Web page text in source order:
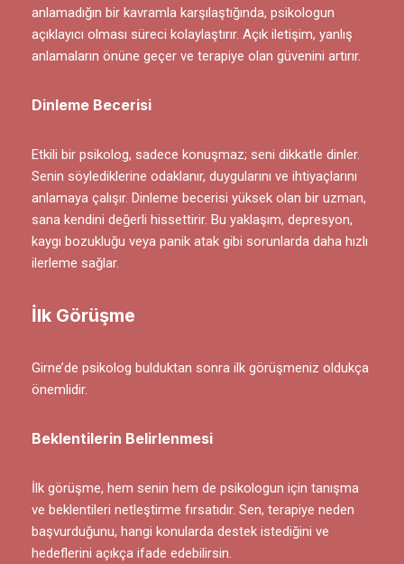
anlamadığın bir kavramla karşılaştığında, psikologun
açıklayıcı olması süreci kolaylaştırır. Açık iletişim, yanlış
anlamaların önüne geçer ve terapiye olan güvenini artırır.
Dinleme Becerisi
Etkili bir psikolog, sadece konuşmaz; seni dikkatle dinler.
Senin söylediklerine odaklanır, duygularını ve ihtiyaçlarını
anlamaya çalışır. Dinleme becerisi yüksek olan bir uzman,
sana kendini değerli hissettirir. Bu yaklaşım, depresyon,
kaygı bozukluğu veya panik atak gibi sorunlarda daha hızlı
ilerleme sağlar.
İlk Görüşme
Girne’de psikolog bulduktan sonra ilk görüşmeniz oldukça
önemlidir.
Beklentilerin Belirlenmesi
İlk görüşme, hem senin hem de psikologun için tanışma
ve beklentileri netleştirme fırsatıdır. Sen, terapiye neden
başvurduğunu, hangi konularda destek istediğini ve
hedeflerini açıkça ifade edebilirsin.